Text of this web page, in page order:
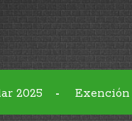
2025 -